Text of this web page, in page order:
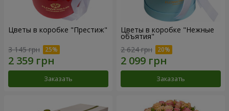
Цветы в коробке "Престиж"
3 145 грн
Заказать
Цветы в коробке "Нежные
объятия"
2 624 грн
Заказать